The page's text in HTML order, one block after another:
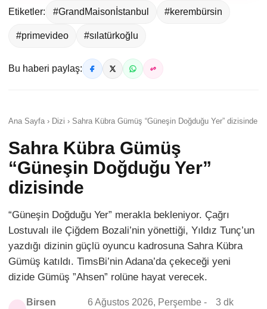
Etiketler: #GrandMaisonİstanbul #kerembürsin
#primevideo #sılatürkoğlu
Bu haberi paylaş:
Ana Sayfa › Dizi › Sahra Kübra Gümüş “Güneşin Doğduğu Yer” dizisinde
Sahra Kübra Gümüş
“Güneşin Doğduğu Yer”
dizisinde
“Güneşin Doğduğu Yer” merakla bekleniyor. Çağrı
Lostuvalı ile Çiğdem Bozali’nin yönettiği, Yıldız Tunç’un
yazdığı dizinin güçlü oyuncu kadrosuna Sahra Kübra
Gümüş katıldı. TimsBi’nin Adana’da çekeceği yeni
dizide Gümüş ”Ahsen” rolüne hayat verecek.
Birsen 6 Ağustos 2026, Perşembe - 3 dk